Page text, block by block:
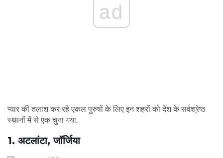
ad
प्यार की तलाश कर रहे एकल पुरुषों के लिए इन शहरों को देश के सर्वश्रेष्ठ
स्थानों में से एक चुना गया:
1. अटलांटा, जॉर्जिया